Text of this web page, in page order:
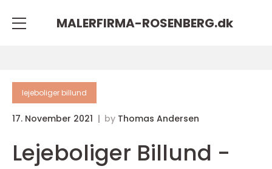
MALERFIRMA-ROSENBERG.dk
lejeboliger billund
17. November 2021 by Thomas Andersen
Lejeboliger Billund -